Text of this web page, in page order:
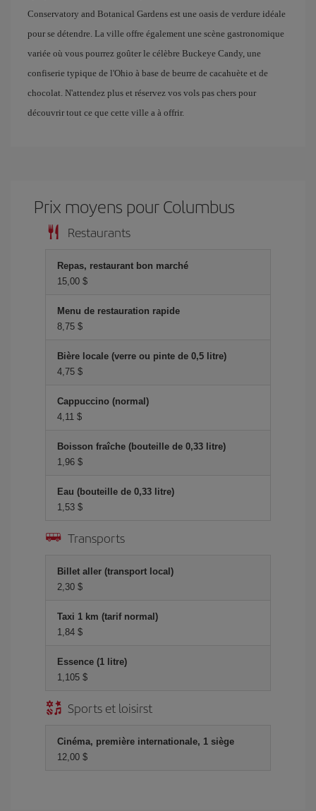
Conservatory and Botanical Gardens est une oasis de verdure idéale
pour se détendre. La ville offre également une scène gastronomique
variée où vous pourrez goûter le célèbre Buckeye Candy, une
confiserie typique de l'Ohio à base de beurre de cacahuète et de
chocolat. N'attendez plus et réservez vos vols pas chers pour
découvrir tout ce que cette ville a à offrir.
Prix ​​moyens pour Columbus
Restaurants
Repas, restaurant bon marché
15,00 $
Menu de restauration rapide
8,75 $
Bière locale (verre ou pinte de 0,5 litre)
4,75 $
Cappuccino (normal)
4,11 $
Boisson fraîche (bouteille de 0,33 litre)
1,96 $
Eau (bouteille de 0,33 litre)
1,53 $
Transports
Billet aller (transport local)
2,30 $
Taxi 1 km (tarif normal)
1,84 $
Essence (1 litre)
1,105 $
Sports et loisirst
Cinéma, première internationale, 1 siège
12,00 $